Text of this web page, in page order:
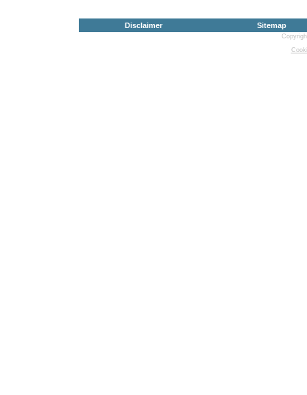
Disclaimer Sitemap